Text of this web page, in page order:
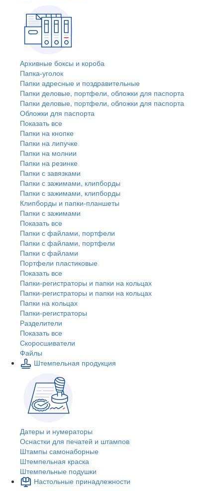
Архивные боксы и короба
Папка-уголок
Папки адресные и поздравительные
Папки деловые, портфели, обложки для паспорта
Папки деловые, портфели, обложки для паспорта
Обложки для паспорта
Показать все
Папки на кнопке
Папки на липучке
Папки на молнии
Папки на резинке
Папки с завязками
Папки с зажимами, клипборды
Папки с зажимами, клипборды
Клипборды и папки-планшеты
Папки с зажимами
Показать все
Папки с файлами, портфели
Папки с файлами, портфели
Папки с файлами
Портфели пластиковые
Показать все
Папки-регистраторы и папки на кольцах
Папки-регистраторы и папки на кольцах
Папки на кольцах
Папки-регистраторы
Разделители
Показать все
Скоросшиватели
Файлы
Штемпельная продукция
Датеры и нумераторы
Оснастки для печатей и штампов
Штампы самонаборные
Штемпельная краска
Штемпельные подушки
Настольные принадлежности